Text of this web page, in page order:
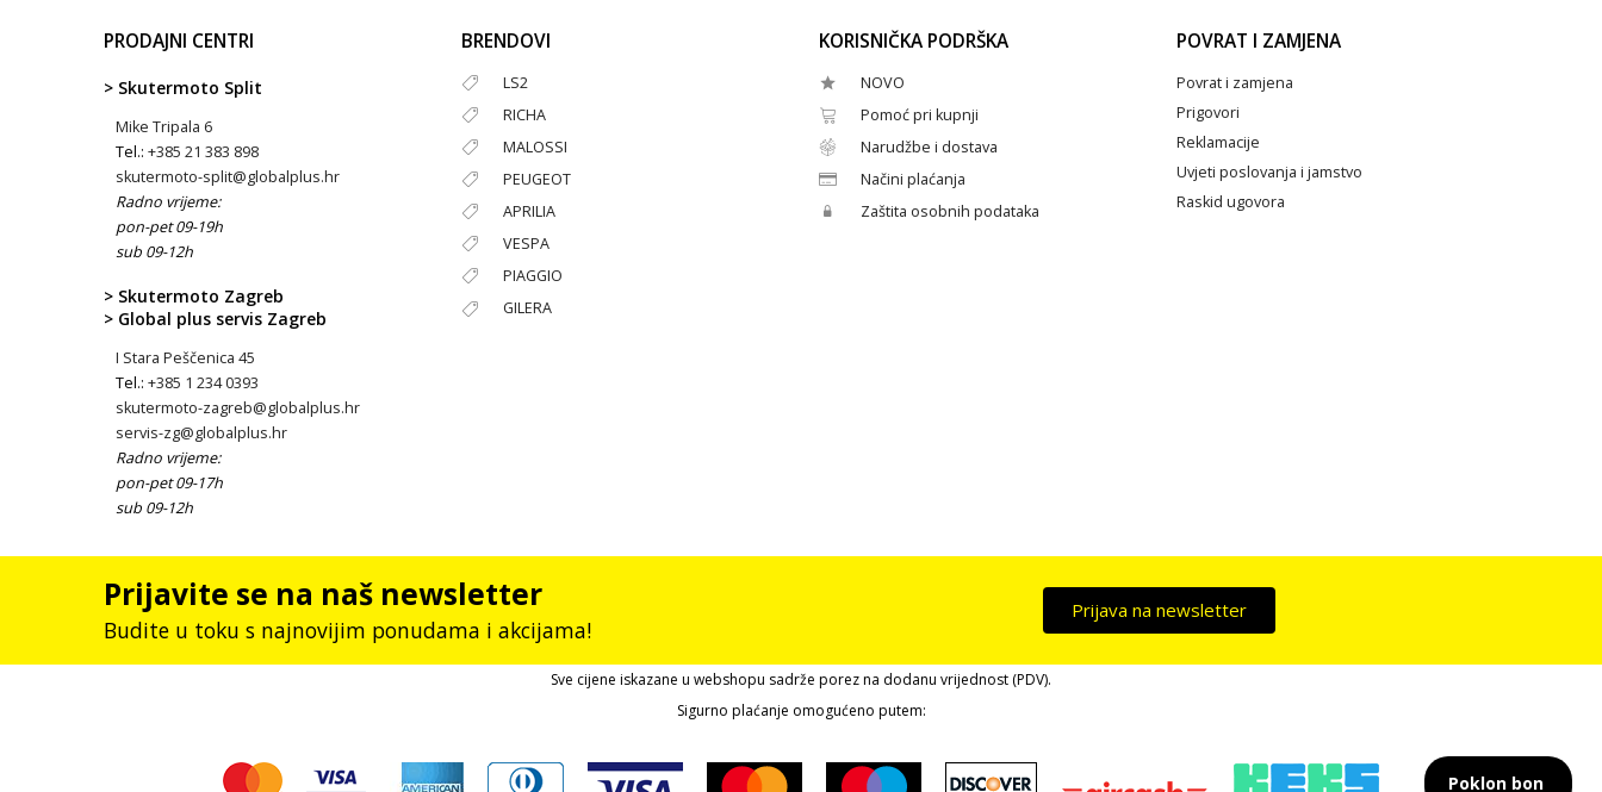
PRODAJNI CENTRI
> Skutermoto Split
Mike Tripala 6
Tel.: +385 21 383 898
skutermoto-split@globalplus.hr
Radno vrijeme:
pon-pet 09-19h
sub 09-12h
> Skutermoto Zagreb
> Global plus servis Zagreb
I Stara Peščenica 45
Tel.: +385 1 234 0393
skutermoto-zagreb@globalplus.hr
servis-zg@globalplus.hr
Radno vrijeme:
pon-pet 09-17h
sub 09-12h
BRENDOVI
LS2
RICHA
MALOSSI
PEUGEOT
APRILIA
VESPA
PIAGGIO
GILERA
KORISNIČKA PODRŠKA
NOVO
Pomoć pri kupnji
Narudžbe i dostava
Načini plaćanja
Zaštita osobnih podataka
POVRAT I ZAMJENA
Povrat i zamjena
Prigovori
Reklamacije
Uvjeti poslovanja i jamstvo
Raskid ugovora
Prijavite se na naš newsletter
Budite u toku s najnovijim ponudama i akcijama!
Prijava na newsletter
Sve cijene iskazane u webshopu sadrže porez na dodanu vrijednost (PDV).
Sigurno plaćanje omogućeno putem:
Poklon bon